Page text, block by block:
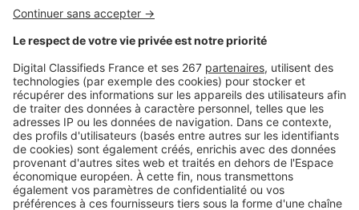
Image
Réglementations
Arrosage, piscine, lavage de
voiture : quelles restrictions d'eau
près de chez vous ?
Image
Réglementations
Vous plantez une haie ? Ces
essences peuvent vous éviter
bien des problèmes avec le
voisinage